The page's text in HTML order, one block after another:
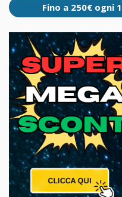
Fino a 250€ ogni